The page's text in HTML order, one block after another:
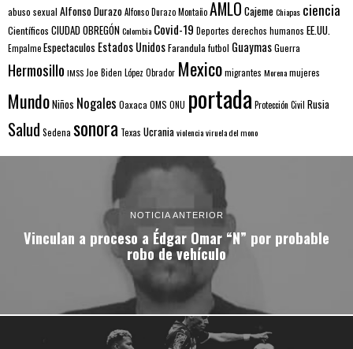
abuso sexual Alfonso DurazoAlfonso Durazo MontañoAMLO CajemeChiapas ciencia
Científicos CIUDAD OBREGÓNColombia Covid-19 Deportes derechos humanos EE.UU.
EmpalmeEspectaculos Estados UnidosFarandulafutbol GuaymasGuerra
Hermosillo IMSS Joe Biden López Obrador Mexicomigrantes Morenamujeres
MundoNiños Nogales Oaxaca OMS ONU portada Protección Civil Rusia
Salud Sedena sonora Texas Ucraniaviolenciaviruela del mono
NOTICIA ANTERIOR
Vinculan a proceso a Édgar Omar “N” por probable
robo de vehículo